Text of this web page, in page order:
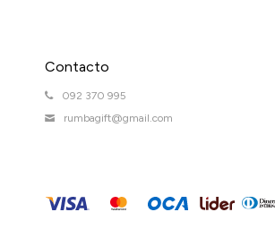
Contacto
092 370 995
rumbagift@gmail.com